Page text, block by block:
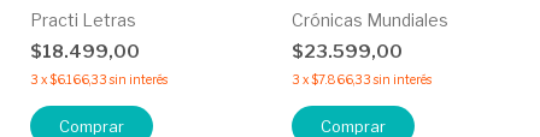
Practi Letras
$18.499,00
3 x$6.166,33 sin interés
Comprar
Crónicas Mundiales
$23.599,00
3 x$7.866,33 sin interés